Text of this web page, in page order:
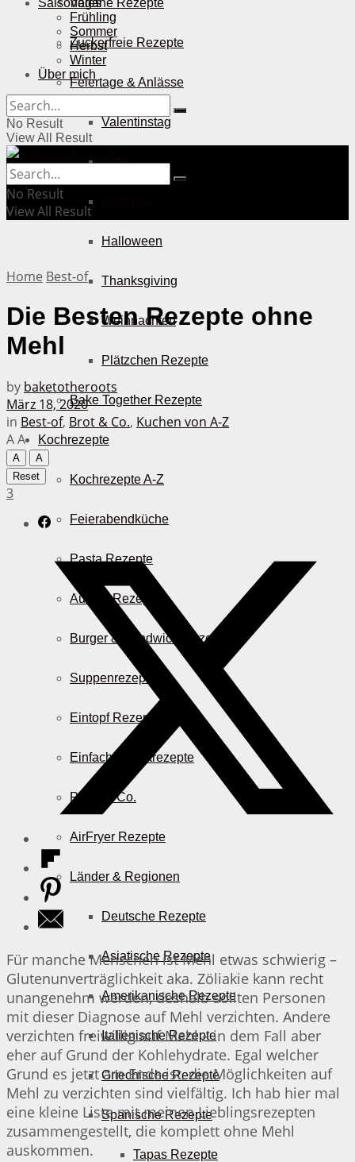
Vegane Rezepte
Zuckerfreie Rezepte
Feiertage & Anlässe
Valentinstag
Ostern
Halloween
Thanksgiving
Weihnachten
Plätzchen Rezepte
Bake Together Rezepte
Kochrezepte
Kochrezepte A-Z
Feierabendküche
Pasta Rezepte
Auflauf Rezepte
Burger & Sandwich Rezepte
Suppenrezepte
Eintopf Rezepte
Einfache Salatrezepte
Pizza & Co.
AirFryer Rezepte
Länder & Regionen
Deutsche Rezepte
Asiatische Rezepte
Amerikanische Rezepte
Italienische Rezepte
Griechische Rezepte
Spanische Rezepte
Tapas Rezepte
Saisonales
Frühling
Sommer
Herbst
Winter
Über mich
No Result
View All Result
No Result
View All Result
Home Best-of
Die Besten Rezepte ohne
Mehl
by baketotheroots
März 18, 2020
in Best-of, Brot & Co., Kuchen von A-Z
AA
A
A
Reset
3
Für manche Menschen ist Mehl etwas schwierig –
Glutenunverträglichkeit aka. Zöliakie kann recht
unangenehm werden, deshalb sollten Personen
mit dieser Diagnose auf Mehl verzichten. Andere
verzichten freiwillig auf Mehl – in dem Fall aber
eher auf Grund der Kohlehydrate. Egal welcher
Grund es jetzt am Ende ist, die Möglichkeiten auf
Mehl zu verzichten sind vielfältig. Ich hab hier mal
eine kleine Liste mit meinen Lieblingsrezepten
zusammengestellt, die komplett ohne Mehl
auskommen.